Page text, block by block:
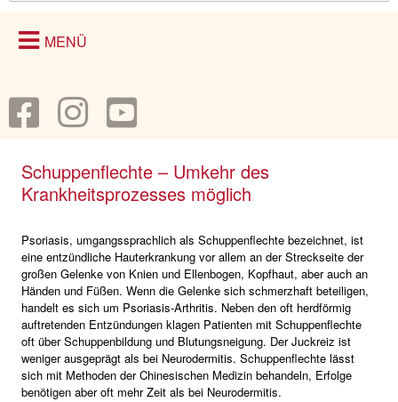
Schuppenflechte – Umkehr des
Krankheitsprozesses möglich
Psoriasis, umgangssprachlich als Schuppenflechte bezeichnet, ist
eine entzündliche Hauterkrankung vor allem an der Streckseite der
großen Gelenke von Knien und Ellenbogen, Kopfhaut, aber auch an
Händen und Füßen. Wenn die Gelenke sich schmerzhaft beteiligen,
handelt es sich um Psoriasis-Arthritis. Neben den oft herdförmig
auftretenden Entzündungen klagen Patienten mit Schuppenflechte
oft über Schuppenbildung und Blutungsneigung. Der Juckreiz ist
weniger ausgeprägt als bei Neurodermitis. Schuppenflechte lässt
sich mit Methoden der Chinesischen Medizin behandeln, Erfolge
benötigen aber oft mehr Zeit als bei Neurodermitis.